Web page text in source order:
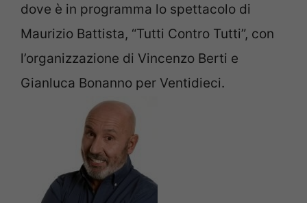
dove è in programma lo spettacolo di
Maurizio Battista, “Tutti Contro Tutti”, con
l’organizzazione di Vincenzo Berti e
Gianluca Bonanno per Ventidieci.